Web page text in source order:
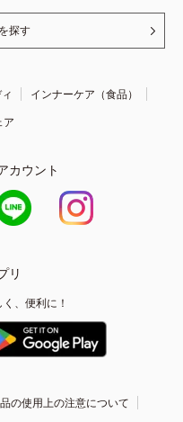
探す
インナーケア（食品）
ア
カウント
リ
、便利に！
の使用上の注意について